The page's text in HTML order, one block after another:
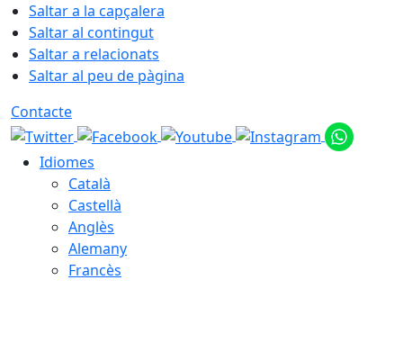
Saltar a la capçalera
Saltar al contingut
Saltar a relacionats
Saltar al peu de pàgina
Contacte
Idiomes
Català
Castellà
Anglès
Alemany
Francès